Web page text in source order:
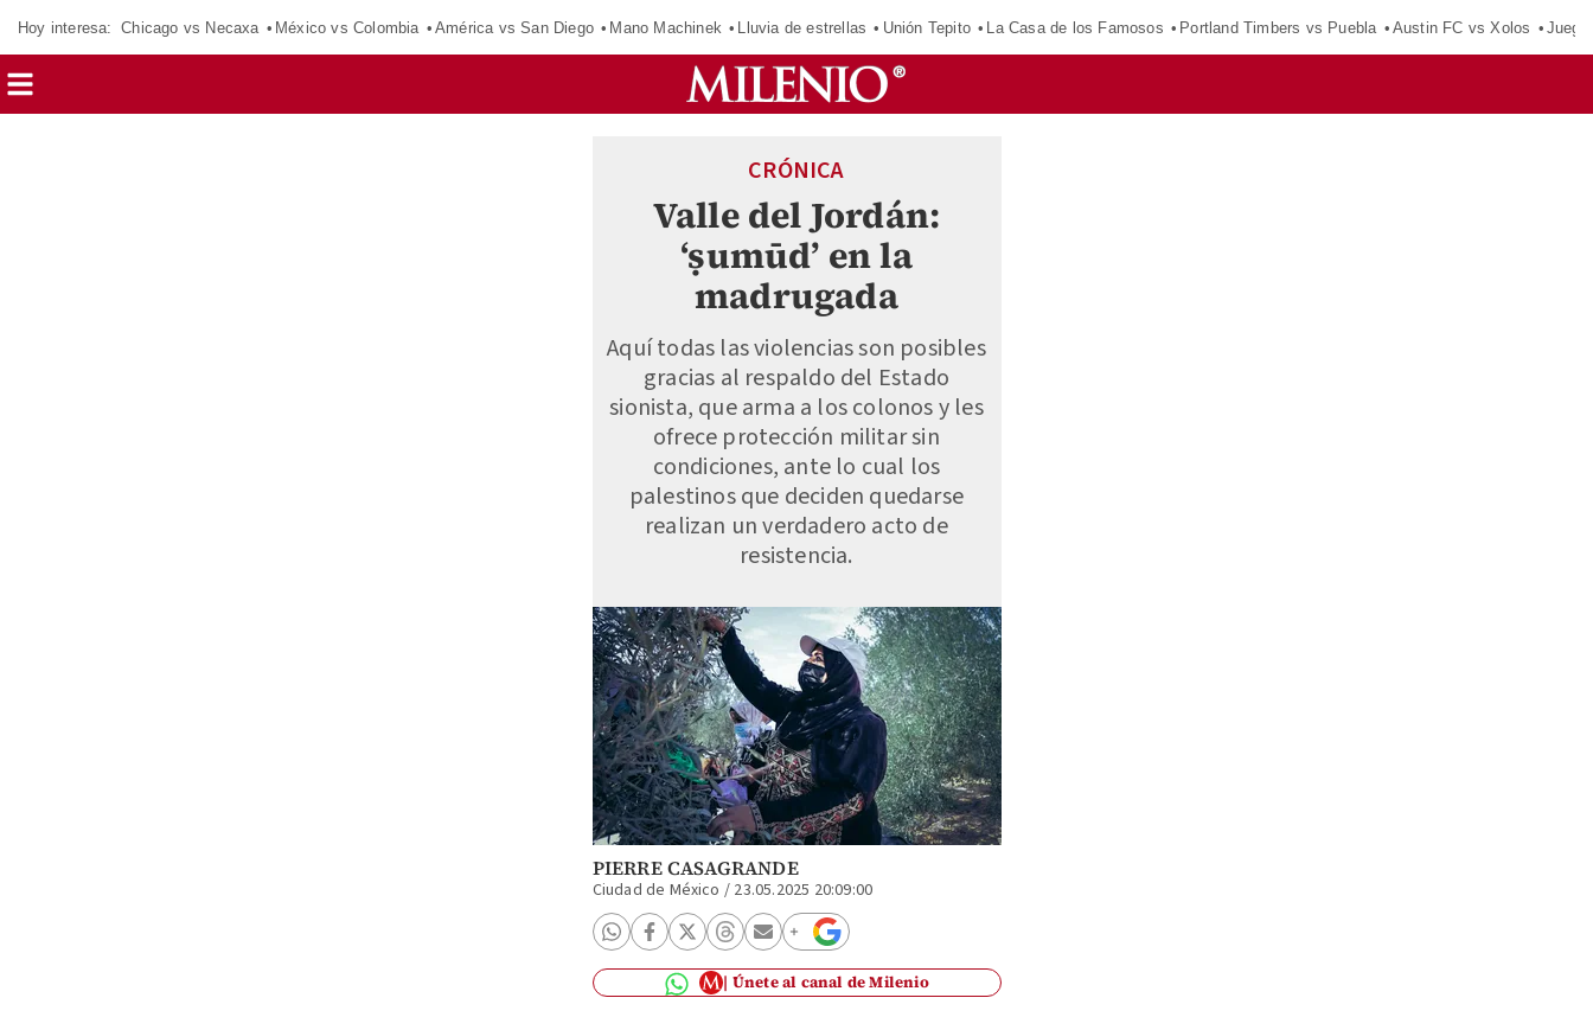
Hoy interesa: Chicago vs Necaxa México vs Colombia América vs San Diego Mano Machinek Lluvia de estrellas Unión Tepito La Casa de los Famosos Portland Timbers vs Puebla Austin FC vs Xolos
Valle del Jordán:
‘ṣumūd’ en la
madrugada
CRÓNICA
Aquí todas las violencias son posibles
gracias al respaldo del Estado
sionista, que arma a los colonos y les
ofrece protección militar sin
condiciones, ante lo cual los
palestinos que deciden quedarse
realizan un verdadero acto de
resistencia.
PIERRE CASAGRANDE
Ciudad de México / 23.05.2025 20:09:00
Únete al canal de Milenio